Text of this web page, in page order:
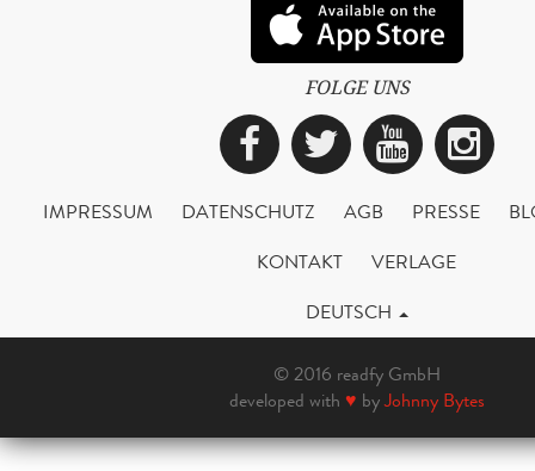
FOLGE UNS
Facebook
Twitter
IMPRESSUM DATENSCHUTZ AGB PRESSE
KONTAKT
VERLAGE
DEUTSCH
© 2016 readfy GmbH
developed with ♥ byJohnny Bytes